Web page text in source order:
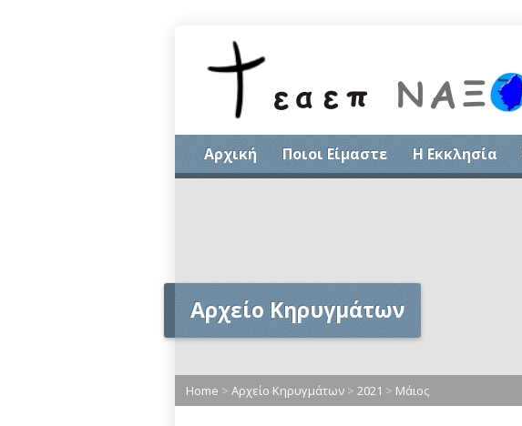
Αρχική Ποιοι Είμαστε Η Εκκλησία
Αρχείο Κηρυγμάτων
Home > Αρχείο Κηρυγμάτων > 2021 > Μάιος